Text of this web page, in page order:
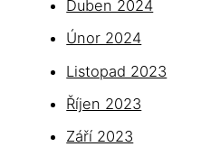
Duben 2024
Únor 2024
Listopad 2023
Říjen 2023
Září 2023